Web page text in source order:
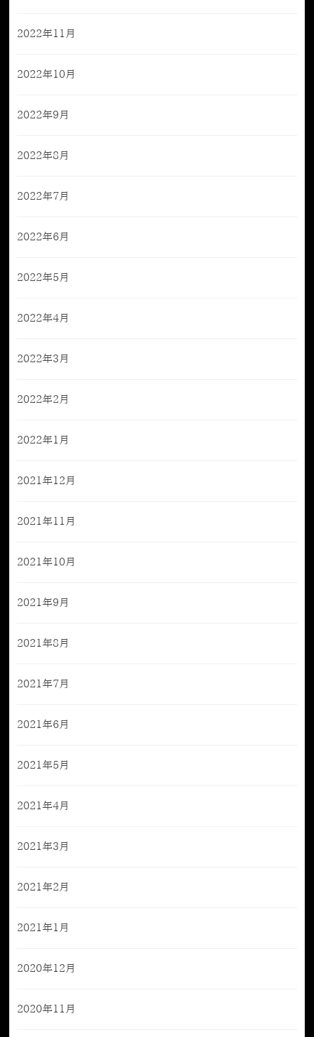
2022年11月
2022年10月
2022年9月
2022年8月
2022年7月
2022年6月
2022年5月
2022年4月
2022年3月
2022年2月
2022年1月
2021年12月
2021年11月
2021年10月
2021年9月
2021年8月
2021年7月
2021年6月
2021年5月
2021年4月
2021年3月
2021年2月
2021年1月
2020年12月
2020年11月